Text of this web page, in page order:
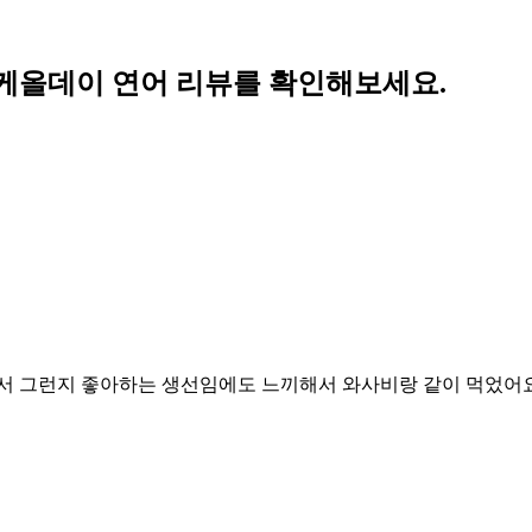
올데이 연어 리뷰를 확인해보세요.
그런지 좋아하는 생선임에도 느끼해서 와사비랑 같이 먹었어